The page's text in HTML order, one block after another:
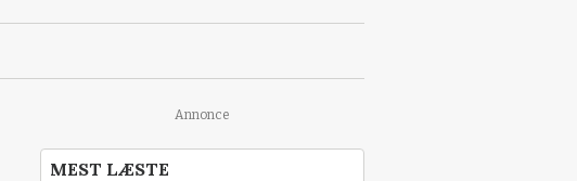
Annonce
MEST LÆSTE